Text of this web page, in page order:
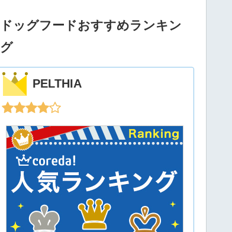
ドッグフードおすすめランキン
グ
PELTHIA